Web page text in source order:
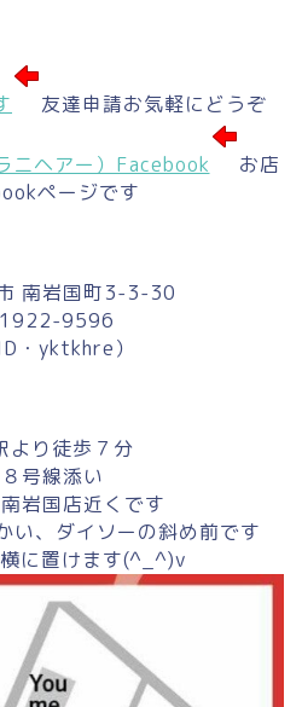
友達申請お気軽にどうぞ
ニヘアー）Facebook
お店
ページです
南岩国町3-3-30
9596
・yktkhre）
より徒歩７分
号線添い
岩国店近くです
い、ダイソーの斜め前です
に置けます(^_^)v